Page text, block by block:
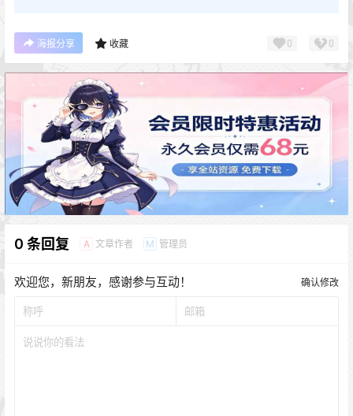
海报分享 收藏 0 0
0 条回复 A 文章作者 M 管理员
欢迎您，新朋友，感谢参与互动！ 确认修改